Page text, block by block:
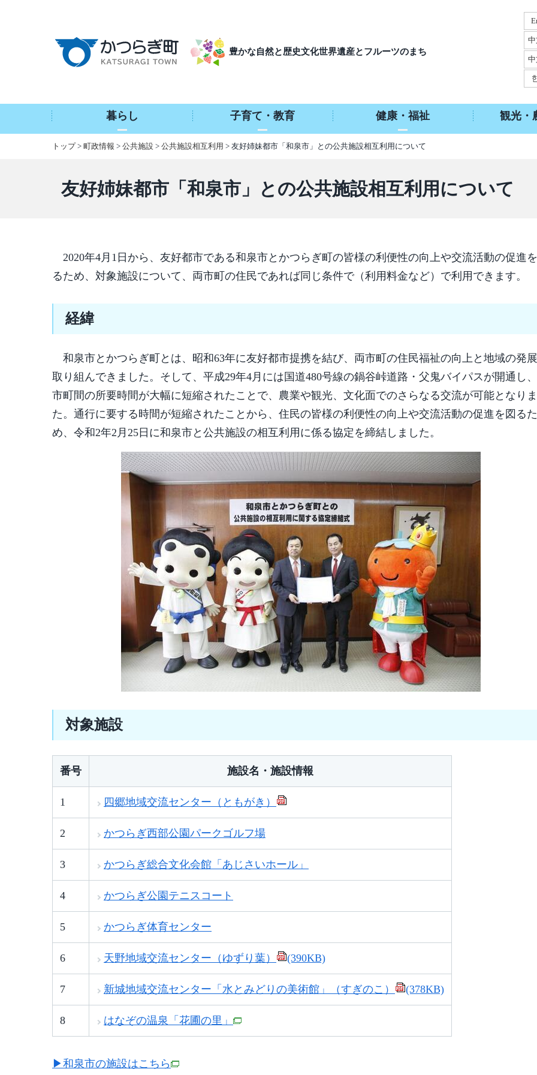
豊かな自然と歴史文化世界遺産とフルーツのまち
暮らし 子育て・教育 健康・福祉 観光・
トップ> 町政情報 > 公共施設 > 公共施設相互利用 > 友好姉妹都市「和泉市」との公共施設相互利用について
友好姉妹都市「和泉市」との公共施設相互利用について
2020年4月1日から、友好都市である和泉市とかつらぎ町の皆様の利便性の向上や交流活動の促進
るため、対象施設について、両市町の住民であれば同じ条件で（利用料金など）で利用できます。
経緯
和泉市とかつらぎ町とは、昭和63年に友好都市提携を結び、両市町の住民福祉の向上と地域の発
取り組んできました。そして、平成29年4月には国道480号線の鍋谷峠道路・父鬼バイパスが開通し
市町間の所要時間が大幅に短縮されたことで、農業や観光、文化面でのさらなる交流が可能となり
た。通行に要する時間が短縮されたことから、住民の皆様の利便性の向上や交流活動の促進を図るた
め、令和2年2月25日に和泉市と公共施設の相互利用に係る協定を締結しました。
対象施設
番号 施設名・施設情報
1 四郷地域交流センター（ともがき）
2 かつらぎ西部公園パークゴルフ場
3 かつらぎ総合文化会館「あじさいホール」
4 かつらぎ公園テニスコート
5 かつらぎ体育センター
6 天野地域交流センター（ゆずり葉） (390KB)
7 新城地域交流センター「水とみどりの美術館」（すぎのこ） (378KB)
8 はなぞの温泉「花圃の里」
▶和泉市の施設はこちら